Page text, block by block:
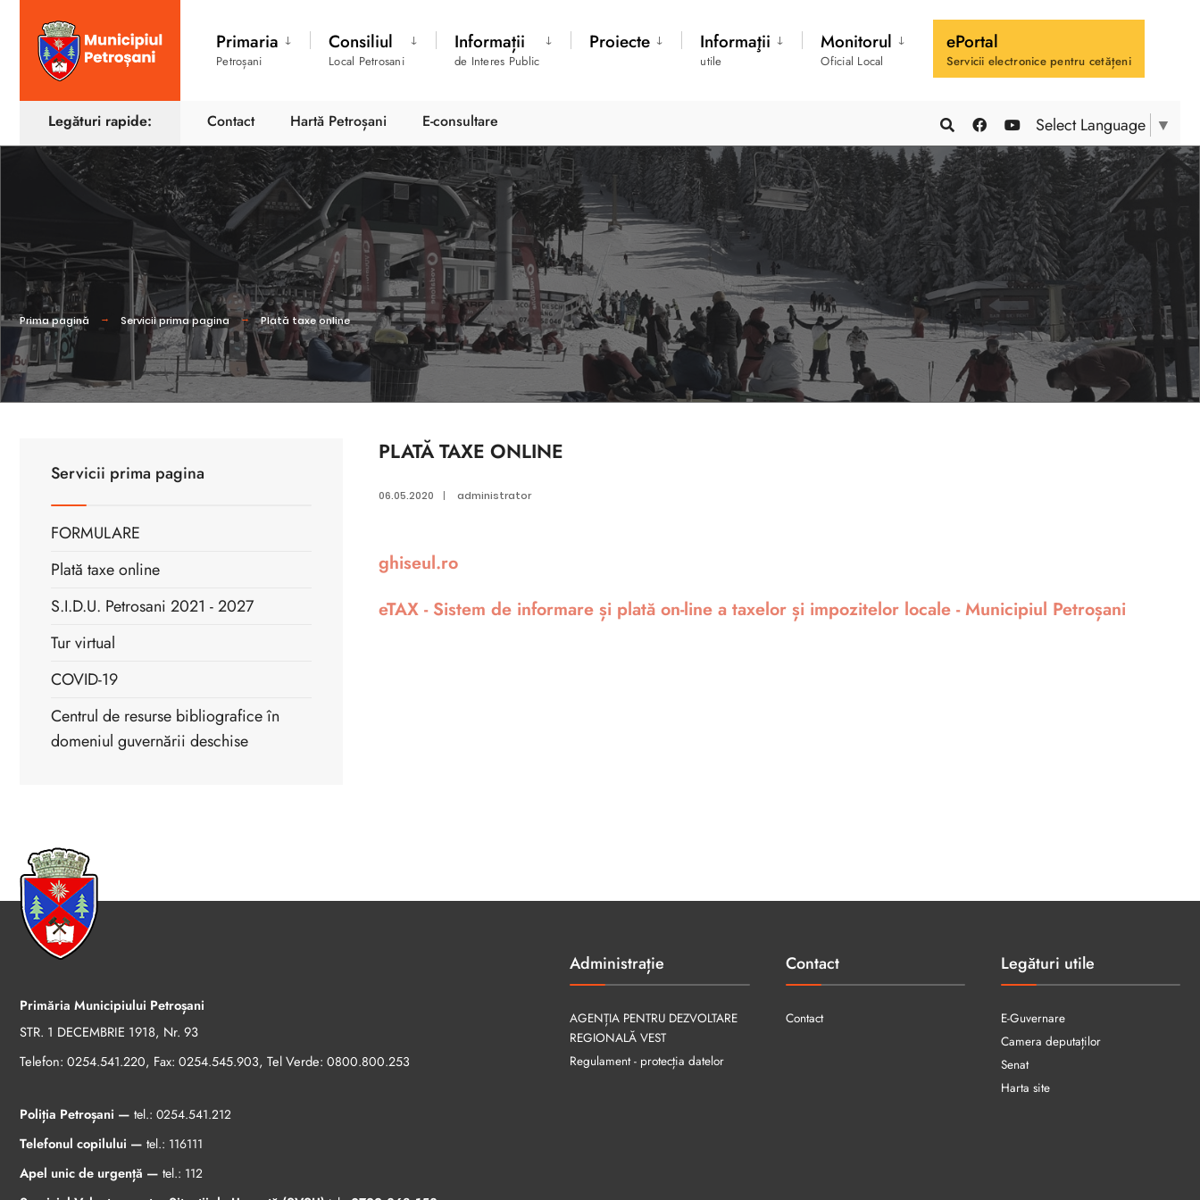
Primaria
Petroșani
Consiliul
Local Petrosani
Informații
de Interes Public
Proiecte Informaţii
utile
Monitorul
Oficial Local
ePortal
Servicii electronice pentru cetățeni
Select Language ▼
Legături rapide: Contact Hartă Petroșani E-consultare
Prima pagină Servicii prima pagina Plată taxe online
PLATĂ TAXE ONLINE
06.05.2020 | administrator
ghiseul.ro
eTAX - Sistem de informare și plată on-line a taxelor și impozitelor locale - Municipiul Petroșani
Servicii prima pagina
FORMULARE
Plată taxe online
S.I.D.U. Petrosani 2021 - 2027
Tur virtual
COVID-19
Centrul de resurse bibliografice în
domeniul guvernării deschise
Primăria Municipiului Petroșani
STR. 1 DECEMBRIE 1918, Nr. 93
Telefon: 0254.541.220, Fax: 0254.545.903, Tel Verde: 0800.800.253
Poliția Petroșani — tel.: 0254.541.212
Telefonul copilului — tel.: 116111
Apel unic de urgență — tel.: 112
Administrație
AGENȚIA PENTRU DEZVOLTARE
REGIONALĂ VEST
Regulament - protecția datelor
Contact
Contact
Legături utile
E-Guvernare
Camera deputaților
Senat
Harta site